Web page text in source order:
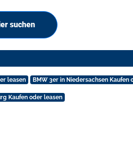
suchen
leasen BMW 3er in Niedersachsen Kaufen
Kaufen oder leasen